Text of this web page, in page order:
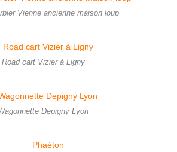
Vienne ancienne maison loup
Road cart Vizier à Ligny
Depigny Lyon